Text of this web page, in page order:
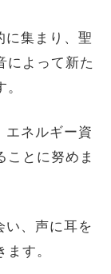
に集まり、聖
によって新た
エネルギー資
ことに努めま
い、声に耳を
す。